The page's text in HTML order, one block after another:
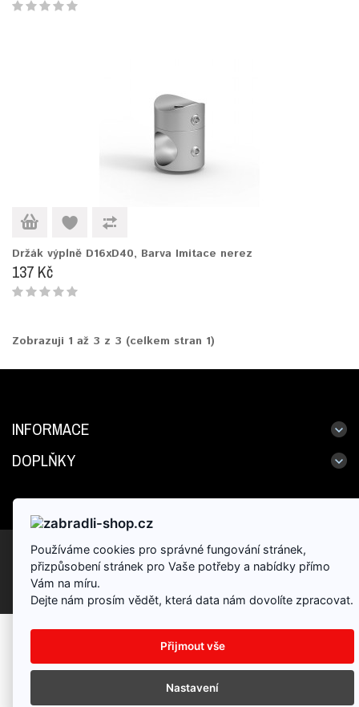
Držák výplně D16xD40, Barva Imitace nerez
137 Kč
Zobrazuji 1 až 3 z 3 (celkem stran 1)
INFORMACE
DOPLŇKY
Partneský program Dárkové poukazy Výrobci
Reklamace
Mapa stránek
Napište nám
E-shop provozuje: HK Zábradlí, s.r.o.
Používáme cookies pro správné fungování stránek,
přizpůsobení stránek pro Vaše potřeby a nabídky přímo
Vám na míru.
Dejte nám prosím vědět, která data nám dovolíte zpracovat.
Přijmout vše
Nastavení